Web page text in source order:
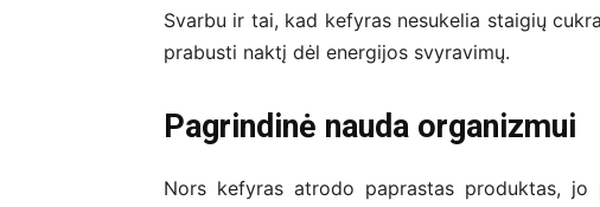
Svarbu ir tai, kad kefyras nesukelia staigių
prabusti naktį dėl energijos svyravimų.
Pagrindinė nauda organizmui
Nors kefyras atrodo paprastas produktas,